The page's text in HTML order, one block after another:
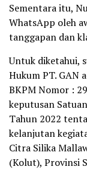
Sementara itu,
WhatsApp oleh
tanggapan dan
Untuk diketahui,
Hukum PT. GAN
BKPM Nomor :
keputusan
Tahun 2022
kelanjutan
Citra Silika
(Kolut), Provinsi